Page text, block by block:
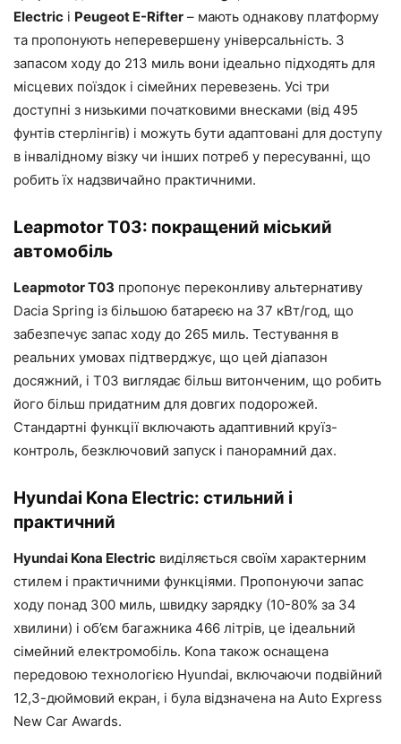
Electric і Peugeot E-Rifter – мають однакову платформу
та пропонують неперевершену універсальність. З
запасом ходу до 213 миль вони ідеально підходять для
місцевих поїздок і сімейних перевезень. Усі три
доступні з низькими початковими внесками (від 495
фунтів стерлінгів) і можуть бути адаптовані для доступу
в інвалідному візку чи інших потреб у пересуванні, що
робить їх надзвичайно практичними.
Leapmotor T03: покращений міський
автомобіль
Leapmotor T03 пропонує переконливу альтернативу
Dacia Spring із більшою батареєю на 37 кВт/год, що
забезпечує запас ходу до 265 миль. Тестування в
реальних умовах підтверджує, що цей діапазон
досяжний, і T03 виглядає більш витонченим, що робить
його більш придатним для довгих подорожей.
Стандартні функції включають адаптивний круїз-
контроль, безключовий запуск і панорамний дах.
Hyundai Kona Electric: стильний і
практичний
Hyundai Kona Electric виділяється своїм характерним
стилем і практичними функціями. Пропонуючи запас
ходу понад 300 миль, швидку зарядку (10-80% за 34
хвилини) і об’єм багажника 466 літрів, це ідеальний
сімейний електромобіль. Kona також оснащена
передовою технологією Hyundai, включаючи подвійний
12,3-дюймовий екран, і була відзначена на Auto Express
New Car Awards.